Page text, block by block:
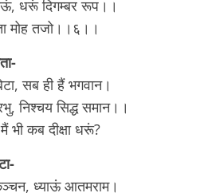
धरूं दिगम्बर रूप।।
मोह तजो।।६।।
सब ही हैं भगवान।
निश्चय सिद्ध समान।।
कब दीक्षा धरूं?
ध्याऊं आतमराम।